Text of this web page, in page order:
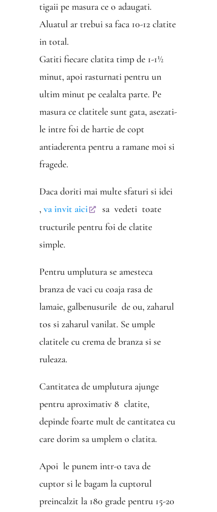
tigaii pe masura ce o adaugati.
Aluatul ar trebui sa faca 10-12 clatite
in total.
Gatiti fiecare clatita timp de 1-1½
minut, apoi rasturnati pentru un
ultim minut pe cealalta parte. Pe
masura ce clatitele sunt gata, asezati-
le intre foi de hartie de copt
antiaderenta pentru a ramane moi si
fragede.
Daca doriti mai multe sfaturi si idei
, va invit aici
sa vedeti toate
tructurile pentru foi de clatite
simple.
Pentru umplutura se amesteca
branza de vaci cu coaja rasa de
lamaie, galbenusurile de ou, zaharul
tos si zaharul vanilat. Se umple
clatitele cu crema de branza si se
ruleaza.
Cantitatea de umplutura ajunge
pentru aproximativ 8 clatite,
depinde foarte mult de cantitatea cu
care dorim sa umplem o clatita.
Apoi le punem intr-o tava de
cuptor si le bagam la cuptorul
preincalzit la 180 grade pentru 15-20